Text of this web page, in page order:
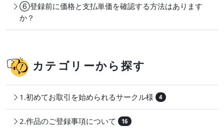
⑥登録前に価格と支払単価を確認する方法はあります
か？
カテゴリーから探す
1.初めてお取引を始められるサークル様 4
2.作品のご登録事項について 16